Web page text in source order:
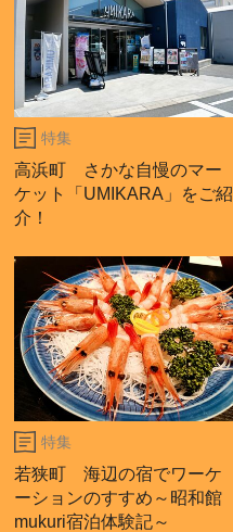
特集
高浜町 さかな自慢のマー
ケット「UMIKARA」をご紹
介！
特集
若狭町 海辺の宿でワーケ
ーションのすすめ～昭和館
mukuri宿泊体験記～